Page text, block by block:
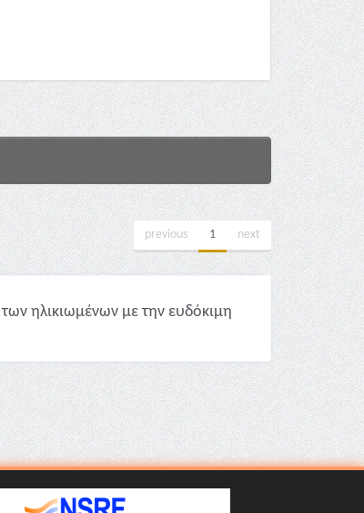
previous 1 next
ηλικιωμένων με την ευδόκιμη